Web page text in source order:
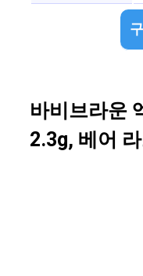
바비브라운
2.3g, 베어